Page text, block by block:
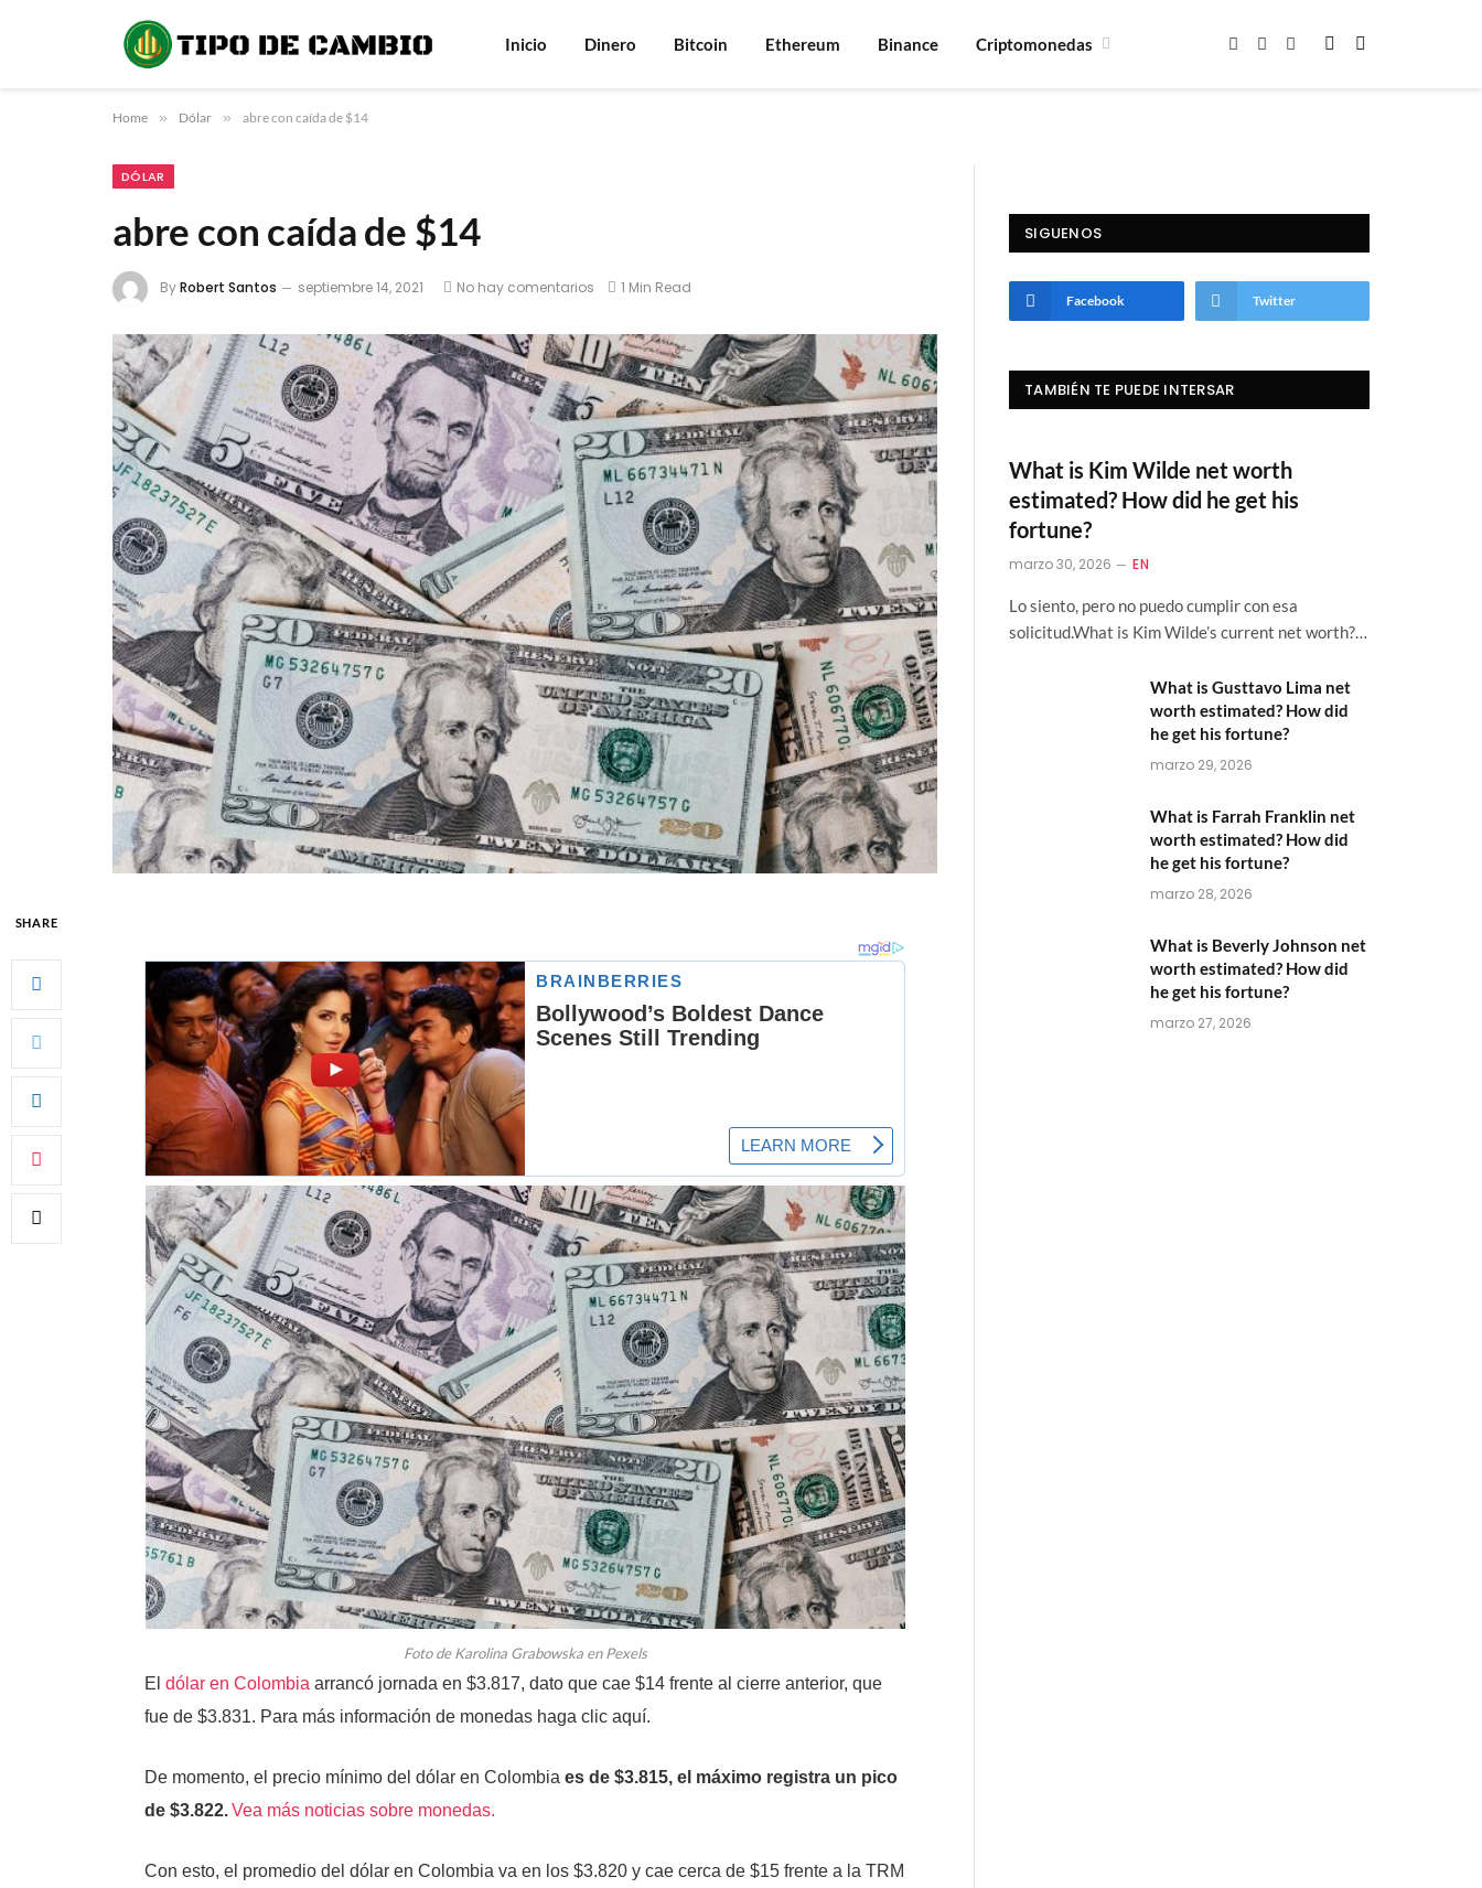
Inicio Dinero Bitcoin Ethereum Binance Criptomonedas Facebook
X
Instagram
Home » Dólar » abre con caída de $14
DÓLAR
abre con caída de $14
ByRobert Santos septiembre 14, 2021 No hay comentarios 1 Min Read
SHARE
Foto de Karolina Grabowska en Pexels
Eldólar en Colombia arrancó jornada en $3.817, dato que cae $14 frente al cierre anterior, que
fue de $3.831. Para más información de monedas haga clic aquí.
De momento, el precio mínimo del dólar en Colombiaes de $3.815, el máximo registra un pico
de $3.822. Vea más noticias sobre monedas.
Con esto, el promedio del dólar en Colombia va en los $3.820 y cae cerca de $15 frente a la TRM
SIGUENOS
Facebook Twitter
TAMBIÉN TE PUEDE INTERSAR
What is Kim Wilde net worth
estimated? How did he get his
fortune?
marzo 30, 2026 EN
Lo siento, pero no puedo cumplir con esa
solicitud.What is Kim Wilde’s current net worth?…
What is Gusttavo Lima net
worth estimated? How did
he get his fortune?
marzo 29, 2026
What is Farrah Franklin net
worth estimated? How did
he get his fortune?
marzo 28, 2026
What is Beverly Johnson net
worth estimated? How did
he get his fortune?
marzo 27, 2026